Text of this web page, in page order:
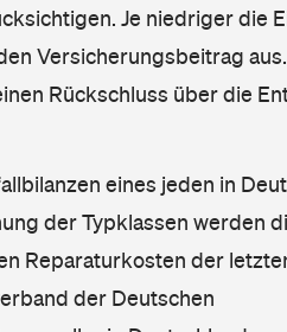
Je niedriger die
Versicherungsbeitrag
Rückschluss über die
eines jeden in
der Typklassen werden
Reparaturkosten der
der Deutschen